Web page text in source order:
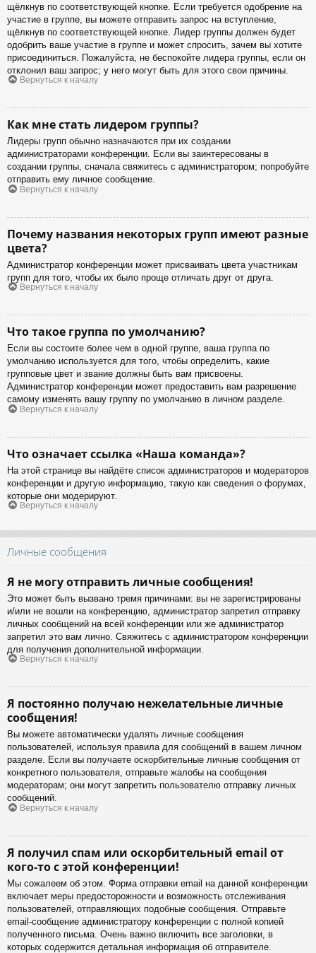
щёлкнув по соответствующей кнопке. Если требуется одобрение на
участие в группе, вы можете отправить запрос на вступление,
щёлкнув по соответствующей кнопке. Лидер группы должен будет
одобрить ваше участие в группе и может спросить, зачем вы хотите
присоединиться. Пожалуйста, не беспокойте лидера группы, если он
отклонил ваш запрос; у него могут быть для этого свои причины.
Вернуться к началу
Как мне стать лидером группы?
Лидеры групп обычно назначаются при их создании
администраторами конференции. Если вы заинтересованы в
создании группы, сначала свяжитесь с администратором; попробуйте
отправить ему личное сообщение.
Вернуться к началу
Почему названия некоторых групп имеют разные
цвета?
Администратор конференции может присваивать цвета участникам
групп для того, чтобы их было проще отличать друг от друга.
Вернуться к началу
Что такое группа по умолчанию?
Если вы состоите более чем в одной группе, ваша группа по
умолчанию используется для того, чтобы определить, какие
групповые цвет и звание должны быть вам присвоены.
Администратор конференции может предоставить вам разрешение
самому изменять вашу группу по умолчанию в личном разделе.
Вернуться к началу
Что означает ссылка «Наша команда»?
На этой странице вы найдёте список администраторов и модераторов
конференции и другую информацию, такую как сведения о форумах,
которые они модерируют.
Вернуться к началу
Личные сообщения
Я не могу отправить личные сообщения!
Это может быть вызвано тремя причинами: вы не зарегистрированы
и/или не вошли на конференцию, администратор запретил отправку
личных сообщений на всей конференции или же администратор
запретил это вам лично. Свяжитесь с администратором конференции
для получения дополнительной информации.
Вернуться к началу
Я постоянно получаю нежелательные личные
сообщения!
Вы можете автоматически удалять личные сообщения
пользователей, используя правила для сообщений в вашем личном
разделе. Если вы получаете оскорбительные личные сообщения от
конкретного пользователя, отправьте жалобы на сообщения
модераторам; они могут запретить пользователю отправку личных
сообщений.
Вернуться к началу
Я получил спам или оскорбительный email от
кого-то с этой конференции!
Мы сожалеем об этом. Форма отправки email на данной конференции
включает меры предосторожности и возможность отслеживания
пользователей, отправляющих подобные сообщения. Отправьте
email-сообщение администратору конференции с полной копией
полученного письма. Очень важно включить все заголовки, в
которых содержится детальная информация об отправителе.